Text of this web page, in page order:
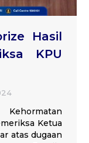
Hasil
KPU
Ketua
atas dugaan